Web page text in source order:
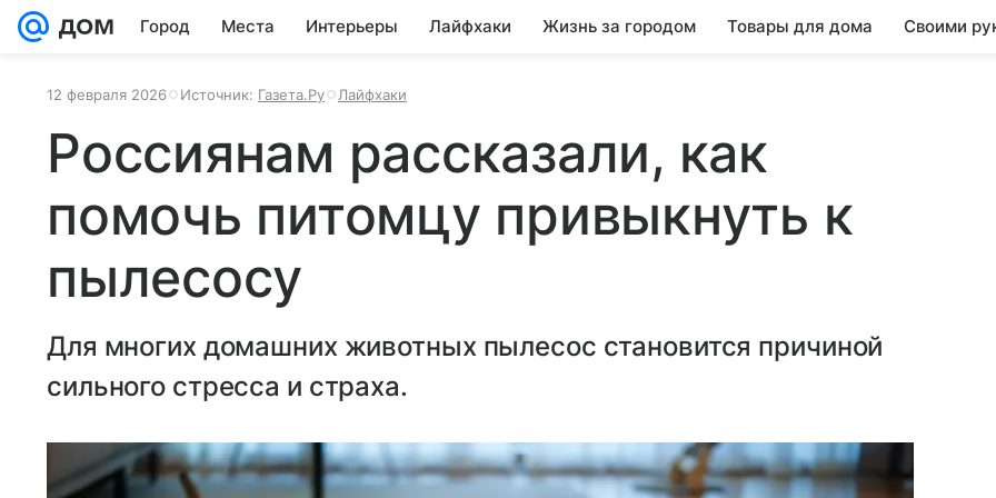
Город Места Интерьеры Лайфхаки Жизнь за городом Товары для дома Своими
12 февраля 2026 Источник: Газета.Ру Лайфхаки
Россиянам рассказали, как
помочь питомцу привыкнуть к
пылесосу
Для многих домашних животных пылесос становится причиной
сильного стресса и страха.